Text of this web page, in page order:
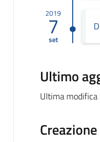
2019
7
set
Ultimo
Ultima
Creazione